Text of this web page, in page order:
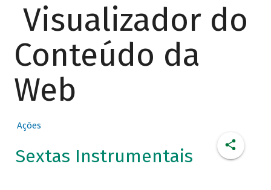
Visualizador do
Conteúdo da
Web
Ações
Sextas Instrumentais